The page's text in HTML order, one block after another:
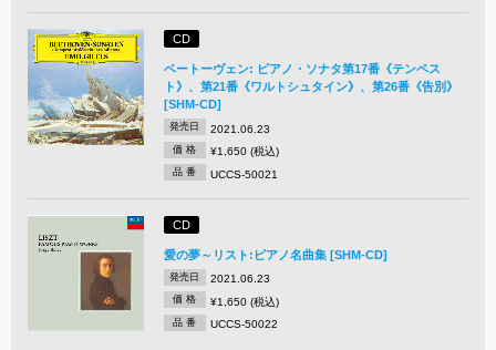
CD
ベートーヴェン: ピアノ・ソナタ第17番《テンペス
ト》、第21番《ワルトシュタイン》、第26番《告別》
[SHM-CD]
発売日 2021.06.23
価 格 ¥1,650 (税込)
品 番 UCCS-50021
CD
愛の夢～リスト:ピアノ名曲集 [SHM-CD]
発売日 2021.06.23
価 格 ¥1,650 (税込)
品 番 UCCS-50022